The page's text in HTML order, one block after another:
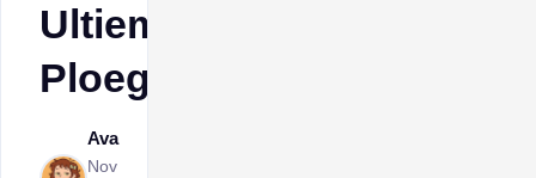
Ultieme
Ploeg
Ava
Nov